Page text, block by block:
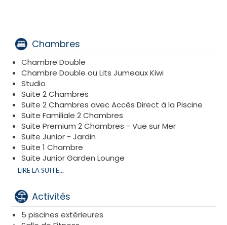
seulement 7 kilomètres du centre historique d'Ulcinj,
permettant de combiner détente balnéaire et
découvertes culturelles.
Chambres
Chambre Double
Chambre Double ou Lits Jumeaux Kiwi
Studio
Suite 2 Chambres
Suite 2 Chambres avec Accès Direct à la Piscine
Suite Familiale 2 Chambres
Suite Premium 2 Chambres - Vue sur Mer
Suite Junior - Jardin
Suite 1 Chambre
Suite Junior Garden Lounge
Grande Suite Familiale 2 Chambres
Piscine
Suite Premium
Suite Premium 2 Chambres
Suite Premium - Vue sur Mer
LIRE LA SUITE...
Activités
5 piscines extérieures